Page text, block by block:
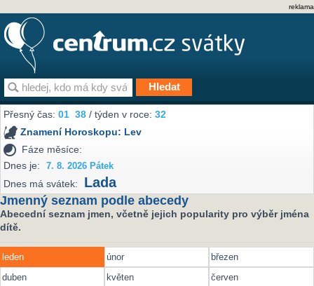
reklama
Přesný čas:01 38 / týden v roce:32
Znamení Horoskopu: Lev
Fáze měsíce:
Dnes je:
7. 8. 2026 Pátek
Dnes má svátek: Lada
Jmenný seznam podle abecedy
Abecední seznam jmen, včetně jejich popularity pro výběr jména
dítě.
leden únor
březen
duben
květen
červen